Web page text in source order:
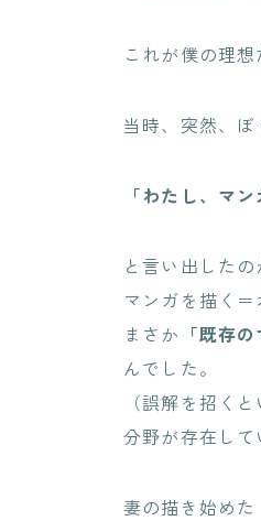
これが僕の理想
当時、突然、
「わたし、マン
と言い出した
マンガを描く
まさか 「既存
んでした。
（誤解を招く
分野が存在して
妻の描き始め